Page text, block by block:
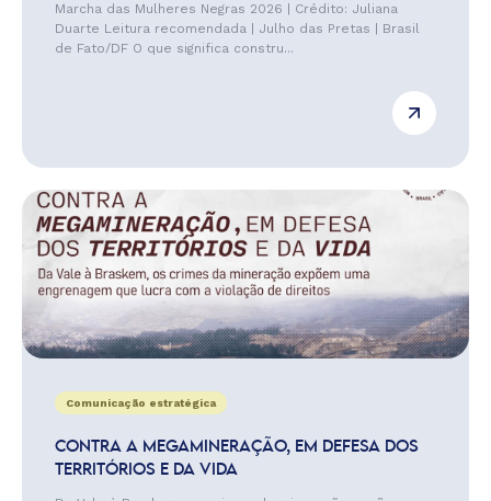
Marcha das Mulheres Negras 2026 | Crédito: Juliana
Duarte Leitura recomendada | Julho das Pretas | Brasil
de Fato/DF O que significa constru...
Comunicação estratégica
CONTRA A MEGAMINERAÇÃO, EM DEFESA DOS
TERRITÓRIOS E DA VIDA